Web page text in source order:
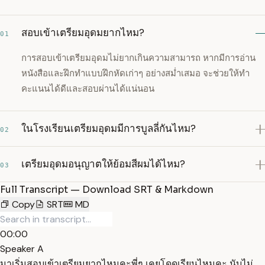
01 สอบเข้าเตรียมอุดมยากไหม?
การสอบเข้าเตรียมอุดมไม่ยากเกินความสามารถ หากมีการอ่าน
หนังสือและฝึกทำแบบฝึกหัดเก่าๆ อย่างสม่ำเสมอ จะช่วยให้ทำ
คะแนนได้ดีและสอบผ่านได้แน่นอน
02 ในโรงเรียนเตรียมอุดมมีการบูลลี่กันไหม?
03 เตรียมอุดมอนุญาตให้ย้อมสีผมได้ไหม?
Full Transcript — Download SRT & Markdown
Copy
SRT MD
00:00
Speaker A